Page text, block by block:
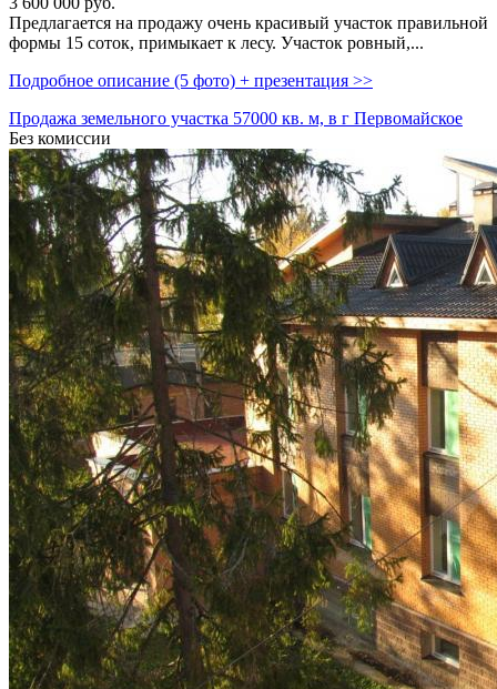
Предлагается на продажу очень красивый участок правильной
формы 15 соток,­ примыкает к лесу. Участок ровный,­...
Подробное описание (5 фото) + презентация >>
Продажа земельного участка 57000 кв. м, в г Первомайское
Без комиссии